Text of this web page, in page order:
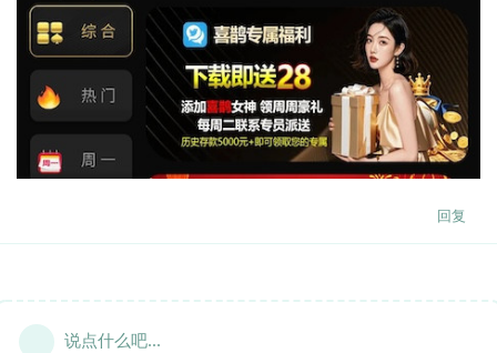
回复
说点什么吧...